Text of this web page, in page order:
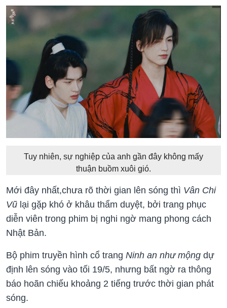
Tuy nhiên, sự nghiệp của anh gần đây không mấy
thuận buồm xuôi gió.
Mới đây nhất,chưa rõ thời gian lên sóng thì Vân Chi
Vũ lại gặp khó ở khâu thẩm duyệt, bởi trang phục
diễn viên trong phim bị nghi ngờ mang phong cách
Nhật Bản.
Bộ phim truyền hình cổ trang Ninh an như mộng dự
định lên sóng vào tối 19/5, nhưng bất ngờ ra thông
báo hoãn chiếu khoảng 2 tiếng trước thời gian phát
sóng.